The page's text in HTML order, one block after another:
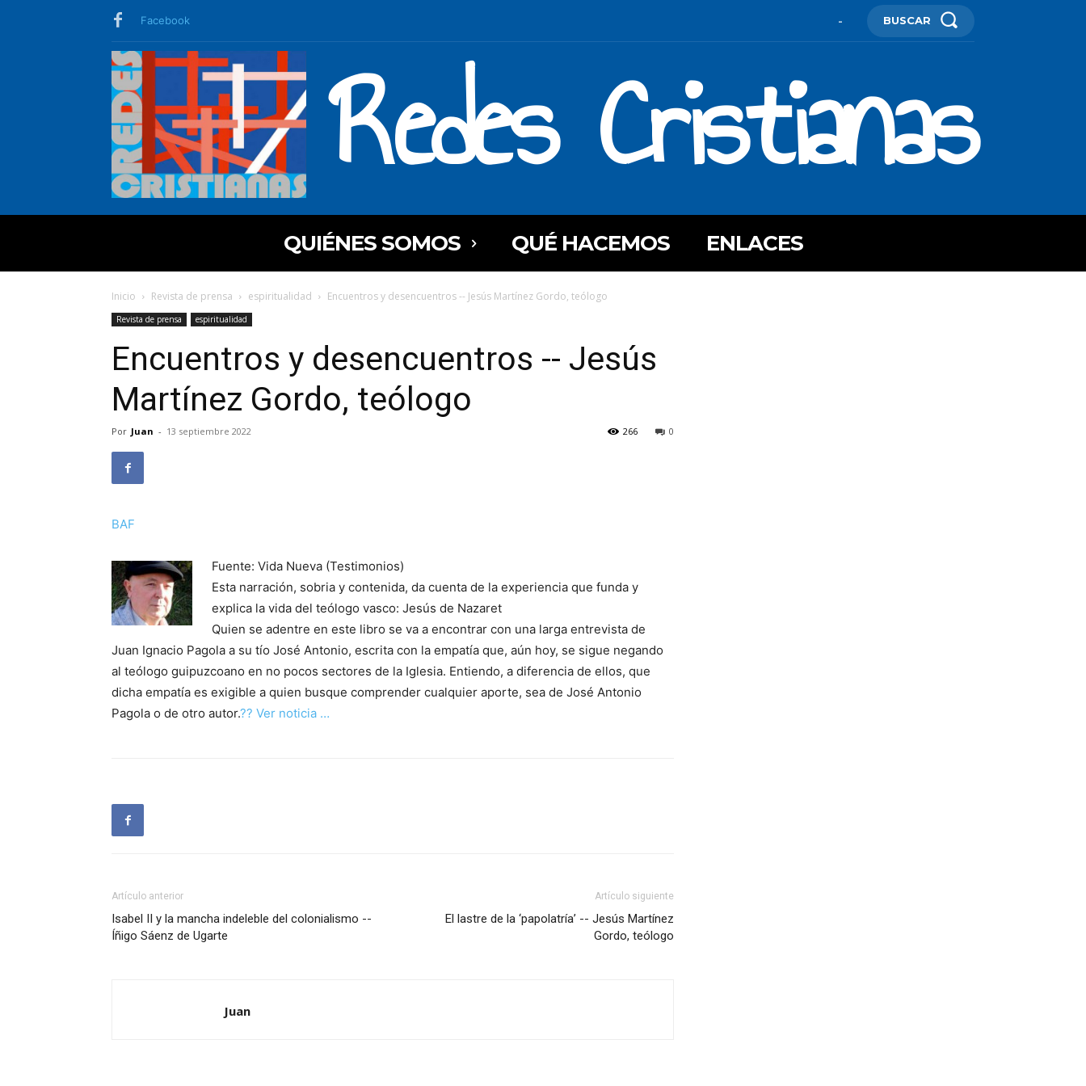
Facebook - BUSCAR
Redes Cristianas
QUIÉNES SOMOS QUÉ HACEMOS ENLACES
Inicio Revista de prensa espiritualidad Encuentros y desencuentros -- Jesús Martínez Gordo, teólogo
Revista de prensa espiritualidad
Encuentros y desencuentros -- Jesús
Martínez Gordo, teólogo
Por Juan - 13 septiembre 2022 0
266
BAF
Fuente: Vida Nueva (Testimonios)
Esta narración, sobria y contenida, da cuenta de la experiencia que funda y
explica la vida del teólogo vasco: Jesús de Nazaret
Quien se adentre en este libro se va a encontrar con una larga entrevista de
Juan Ignacio Pagola a su tío José Antonio, escrita con la empatía que, aún hoy, se sigue negando
al teólogo guipuzcoano en no pocos sectores de la Iglesia. Entiendo, a diferencia de ellos, que
dicha empatía es exigible a quien busque comprender cualquier aporte, sea de José Antonio
Pagola o de otro autor.?? Ver noticia …
Artículo anterior
Isabel II y la mancha indeleble del colonialismo --
Íñigo Sáenz de Ugarte
Artículo siguiente
El lastre de la ‘papolatría’ -- Jesús Martínez
Gordo, teólogo
Juan